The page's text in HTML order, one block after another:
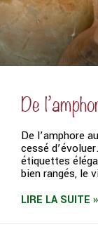
De
De l’amphore
cessé
étiquettes
bien rangés, le
LIRE LA SUITE »